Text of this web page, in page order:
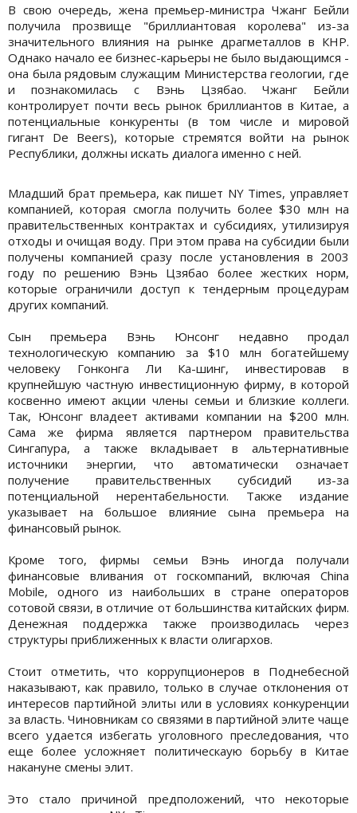
В свою очередь, жена премьер-министра Чжанг Бейли
получила прозвище "бриллиантовая королева" из-за
значительного влияния на рынке драгметаллов в КНР.
Однако начало ее бизнес-карьеры не было выдающимся -
она была рядовым служащим Министерства геологии, где
и познакомилась с Вэнь Цзябао. Чжанг Бейли
контролирует почти весь рынок бриллиантов в Китае, а
потенциальные конкуренты (в том числе и мировой
гигант De Beers), которые стремятся войти на рынок
Республики, должны искать диалога именно с ней.
Младший брат премьера, как пишет NY Times, управляет
компанией, которая смогла получить более $30 млн на
правительственных контрактах и субсидиях, утилизируя
отходы и очищая воду. При этом права на субсидии были
получены компанией сразу после установления в 2003
году по решению Вэнь Цзябао более жестких норм,
которые ограничили доступ к тендерным процедурам
других компаний.
Сын премьера Вэнь Юнсонг недавно продал
технологическую компанию за $10 млн богатейшему
человеку Гонконга Ли Ка-шинг, инвестировав в
крупнейшую частную инвестиционную фирму, в которой
косвенно имеют акции члены семьи и близкие коллеги.
Так, Юнсонг владеет активами компании на $200 млн.
Сама же фирма является партнером правительства
Сингапура, а также вкладывает в альтернативные
источники энергии, что автоматически означает
получение правительственных субсидий из-за
потенциальной нерентабельности. Также издание
указывает на большое влияние сына премьера на
финансовый рынок.
Кроме того, фирмы семьи Вэнь иногда получали
финансовые вливания от госкомпаний, включая China
Mobile, одного из наибольших в стране операторов
сотовой связи, в отличие от большинства китайских фирм.
Денежная поддержка также производилась через
структуры приближенных к власти олигархов.
Стоит отметить, что коррупционеров в Поднебесной
наказывают, как правило, только в случае отклонения от
интересов партийной элиты или в условиях конкуренции
за власть. Чиновникам со связями в партийной элите чаще
всего удается избегать уголовного преследования, что
еще более усложняет политическаую борьбу в Китае
накануне смены элит.
Это стало причиной предположений, что некоторые